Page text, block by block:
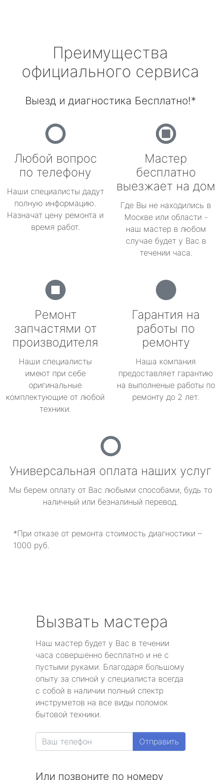
Преимущества
официального сервиса
Выезд и диагностика Бесплатно!*
Любой вопрос
по телефону
Наши специалисты дадут
полную информацию.
Назначат цену ремонта и
время работ.
Мастер
бесплатно
выезжает на дом
Где Вы не находились в
Москве или области -
наш мастер в любом
случае будет у Вас в
течении часа.
Ремонт
запчастями от
производителя
Наши специалисты
имеют при себе
оригинальные
комплектующие от любой
техники.
Гарантия на
работы по
ремонту
Наша компания
предоставляет гарантию
на выполненые работы по
ремонту до 2 лет.
Универсальная оплата наших услуг
Мы берем оплату от Вас любыми способами, будь то
наличный или безналиный перевод.
*При отказе от ремонта стоимость диагностики –
1000 руб.
Вызвать мастера
Наш мастер будет у Вас в течении
часа совершенно бесплатно и не с
пустыми руками. Благодаря большому
опыту за спиной у специалиста всегда
с собой в наличии полный спектр
инструметов на все виды поломок
бытовой техники.
Отправить
Или позвоните по номеру